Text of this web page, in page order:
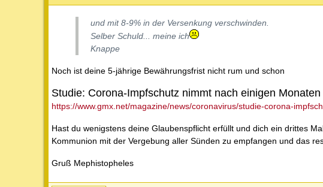
und mit 8-9% in der Versenkung verschwinden.
Selber Schuld... meine ich
Knappe
Noch ist deine 5-jährige Bewährungsfrist nicht rum und schon
Studie: Corona-Impfschutz nimmt nach einigen Monaten
https://www.gmx.net/magazine/news/coronavirus/studie-corona-
Hast du wenigstens deine Glaubenspflicht erfüllt und dich ein drittes
Kommunion mit der Vergebung aller Sünden zu empfangen und das
Gruß Mephistopheles